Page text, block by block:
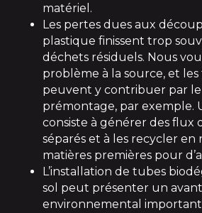
matériel.
Les pertes dues aux
plastique finissent trop
déchets résiduels. Nous
problème à la source, et
peuvent y contribuer par le
prémontage, par exemple.
consiste à générer des flux
séparés et à les recycler en
matières premières pour
L’installation de tubes
sol peut présenter un
environnemental